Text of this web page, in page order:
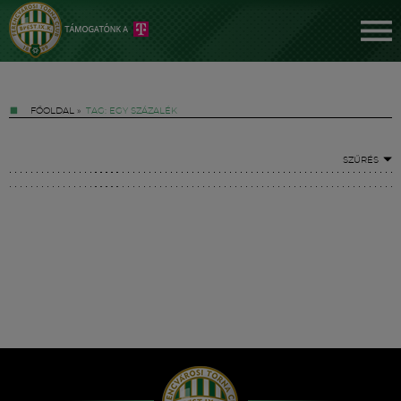
FŐOLDAL » TAG: EGY SZÁZALÉK
SZŰRÉS
Hírek